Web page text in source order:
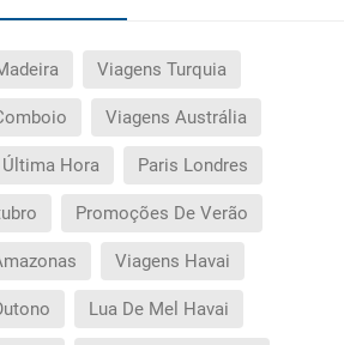
Viagens Turquia
Viagens Austrália
Hora Paris Londres
Promoções De Verão
Viagens Havai
Lua De Mel Havai